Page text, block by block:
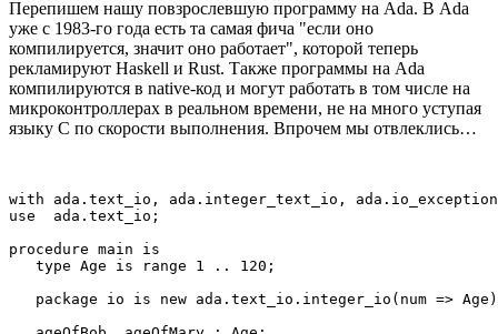
Перепишем нашу повзрослевшую программу на Ada. В Ada
уже с 1983-го года есть та самая фича "если оно
компилируется, значит оно работает", которой теперь
рекламируют Haskell и Rust. Также программы на Ada
компилируются в native-код и могут работать в том числе на
микроконтроллерах в реальном времени, не на много уступая
языку С по скорости выполнения. Впрочем мы отвлеклись…
with ada.text_io, ada.integer_text_io,
use  ada.text_io;
procedure main is
   type Age is range 1 .. 120;
package io is new ada.text_io.integer_io(num =>